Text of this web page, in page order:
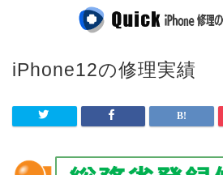
iPhone12の修理実績